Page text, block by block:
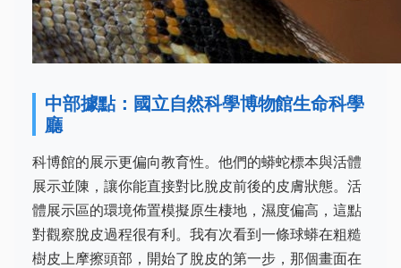
中部據點：國立自然科學博物館生命科學
廳
科博館的展示更偏向教育性。他們的蟒蛇標本與活體
展示並陳，讓你能直接對比脫皮前後的皮膚狀態。活
體展示區的環境佈置模擬原生棲地，濕度偏高，這點
對觀察脫皮過程很有利。我有次看到一條球蟒在粗糙
樹皮上摩擦頭部，開始了脫皮的第一步，那個畫面在